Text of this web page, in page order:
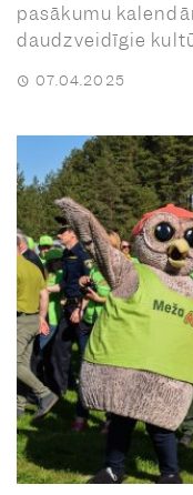
pasākumu
daudzveidīgie
07.04.2025